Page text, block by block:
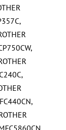
,
,
,
,